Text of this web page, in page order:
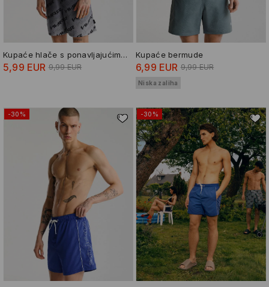
Kupaće hlače s ponavljajućim uzorkom
5,99 EUR 9,99 EUR
Kupaće bermude
6,99 EUR 9,99 EUR
Niska zaliha
-30% -30%